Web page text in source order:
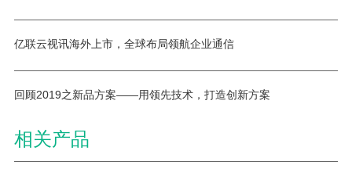
亿联云视讯海外上市，全球布局领航企业通信
回顾2019之新品方案——用领先技术，打造创新方案
相关产品